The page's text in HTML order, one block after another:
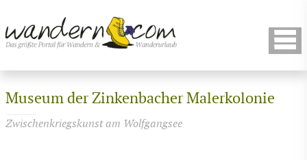
Museum der Zinkenbacher Malerkolonie
Zwischenkriegskunst am Wolfgangsee